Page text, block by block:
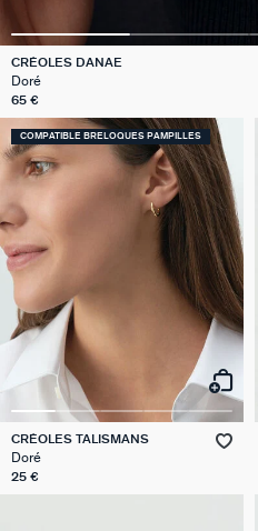
VICTOIRE
GÉNÉRATION AGATHA
SUR LA PEAU
CRÉOLES DANAE
Doré
65 €
COMPATIBLE BRELOQUES PAMPILLES
CRÉOLES TALISMANS
Doré
25 €